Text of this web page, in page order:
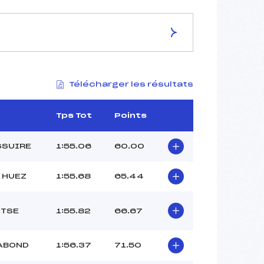
STADE DE SLALOM
2155
4336/01/23
11H45
REMACLE (SA)
CARRET (SA)
Télécharger les résultats
Tps Tot Points
1:55.06 60.00
HUEZ 1:55.68 65.44
TSE 1:55.82 66.67
1:56.37 71.50